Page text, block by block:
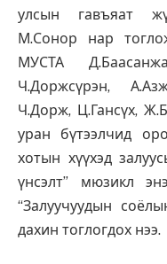
улсын гавъяат
М.Сонор нар
МУСТА
Ч.Доржсүрэн,
Ч.Дорж, Ц.Гансүх,
уран бүтээлчид
хотын хүүхэд
үнсэлт” мюзикл
“Залуучуудын
дахин тоглогдох нээ.